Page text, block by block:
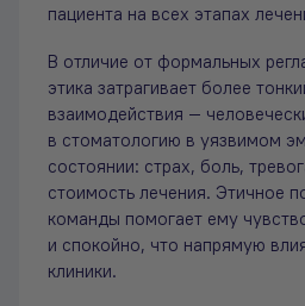
пациента на всех этапах
В отличие от формальных
этика затрагивает более
взаимодействия —
в стоматологию в уязвимом
состоянии: страх, боль,
стоимость лечения. Этичное
команды помогает ему
и спокойно, что напрямую
клиники.